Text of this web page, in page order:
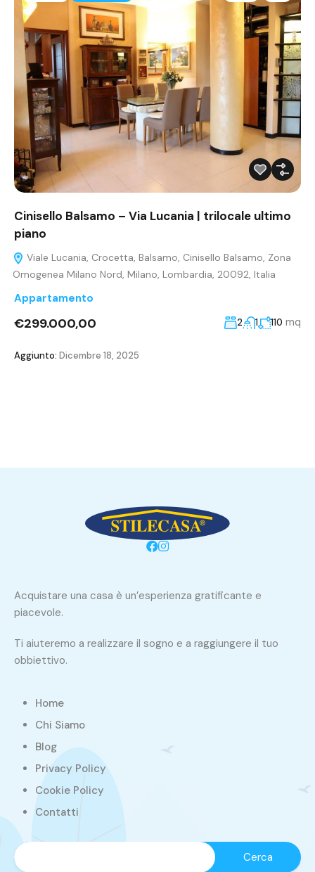
Cinisello Balsamo – Via Lucania | trilocale ultimo
piano
Viale Lucania, Crocetta, Balsamo, Cinisello Balsamo, Zona
Omogenea Milano Nord, Milano, Lombardia, 20092, Italia
Appartamento
€299.000,00 2 1 110 mq
Aggiunto: Dicembre 18, 2025
Acquistare una casa è un’esperienza gratificante e
piacevole.
Ti aiuteremo a realizzare il sogno e a raggiungere il tuo
obbiettivo.
Home
Chi Siamo
Blog
Privacy Policy
Cookie Policy
Contatti